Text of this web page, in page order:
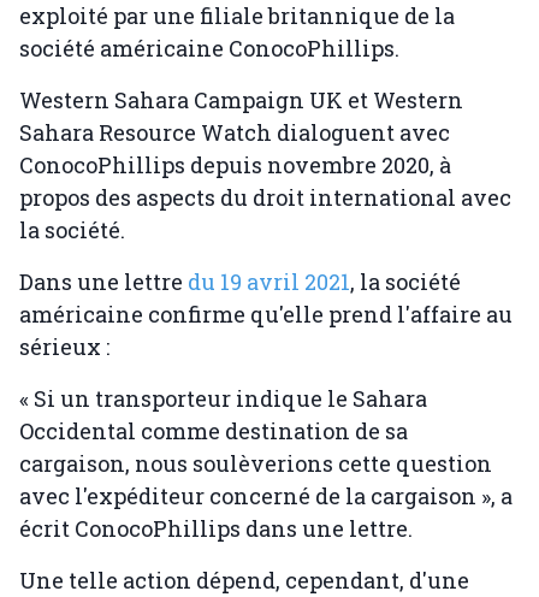
exploité par une filiale britannique de la
société américaine ConocoPhillips.
Western Sahara Campaign UK et Western
Sahara Resource Watch dialoguent avec
ConocoPhillips depuis novembre 2020, à
propos des aspects du droit international avec
la société.
Dans une lettre du 19 avril 2021, la société
américaine confirme qu'elle prend l'affaire au
sérieux :
« Si un transporteur indique le Sahara
Occidental comme destination de sa
cargaison, nous soulèverions cette question
avec l'expéditeur concerné de la cargaison », a
écrit ConocoPhillips dans une lettre.
Une telle action dépend, cependant, d'une